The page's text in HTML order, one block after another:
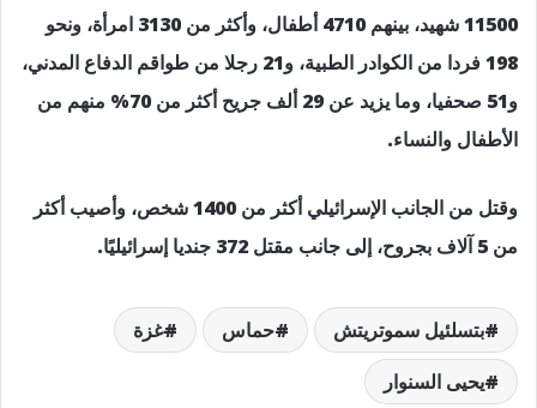
11500 شهيد، بينهم 4710 أطفال، وأكثر من 3130 امرأة، ونحو
198 فردا من الكوادر الطبية، و21 رجلا من طواقم الدفاع المدني،
و51 صحفيا، وما يزيد عن 29 ألف جريح أكثر من 70% منهم من
الأطفال والنساء.
وقتل من الجانب الإسرائيلي أكثر من 1400 شخص، وأصيب أكثر
من 5 آلاف بجروح، إلى جانب مقتل 372 جنديا إسرائيليًا.
بتسلئيل سموتريتش حماس
غزة
يحيى السنوار